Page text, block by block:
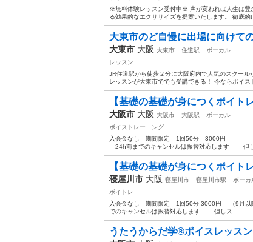
※無料体験レッスン受付中※ 声が変われば人生は豊
る効果的なエクササイズを提案いたします。 徹底的
大東市のど自慢に出場に向けて
大東市 大阪 大東市 住道駅
ボーカル
レッスン
JR住道駅から徒歩２分に大阪府内で人気のスクー
レッスンが大東市ででも受講できる！ 今ならボイ
【基礎の基礎が身につくボイト
大阪市 大阪 大阪市 大阪駅
ボーカル
ボイストレーニング
入会金なし 期間限定 1回50分 3000円
24h前までのキャンセルは振替対応します 但し
【基礎の基礎が身につくボイト
寝屋川市 大阪 寝屋川市 寝屋川市駅
ボーカ
ボイトレ
入会金なし 期間限定 1回50分 3000円 （9
でのキャンセルは振替対応します 但しス...
うたうからだ学®︎ボイスレッスン